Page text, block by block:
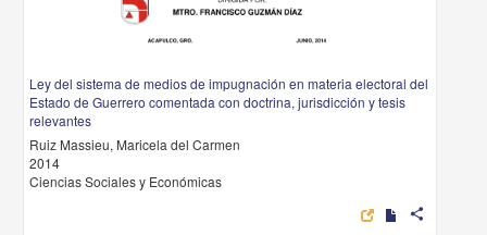
Ley del sistema de medios de impugnación en materia electoral del
Estado de Guerrero comentada con doctrina, jurisdicción y tesis
relevantes
Ruiz Massieu, Maricela del Carmen
2014
Ciencias Sociales y Económicas
share